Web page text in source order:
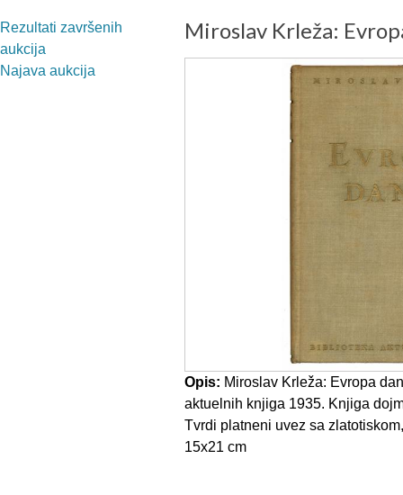
Rezultati završenih
aukcija
Najava aukcija
Miroslav Krleža:
Opis: Miroslav Krleža: Evropa
aktuelnih knjiga 1935. Knjiga
Tvrdi platneni uvez sa
15x21 cm